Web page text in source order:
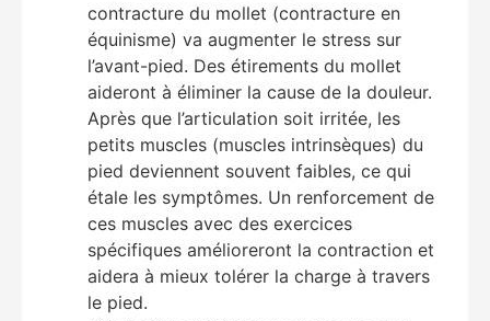
contracture du mollet (contracture en
équinisme) va augmenter le stress sur
l’avant-pied. Des étirements du mollet
aideront à éliminer la cause de la douleur.
Après que l’articulation soit irritée, les
petits muscles (muscles intrinsèques) du
pied deviennent souvent faibles, ce qui
étale les symptômes. Un renforcement de
ces muscles avec des exercices
spécifiques amélioreront la contraction et
aidera à mieux tolérer la charge à travers
le pied.